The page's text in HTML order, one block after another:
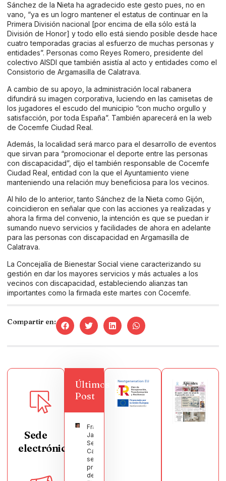
Sánchez de la Nieta ha agradecido este gesto pues, no en
vano, “ya es un logro mantener el estatus de continuar en la
Primera División nacional [por encima de ella sólo está la
División de Honor] y todo ello está siendo posible desde hace
cuatro temporadas gracias al esfuerzo de muchas personas y
entidades”. Personas como Reyes Romero, presidente del
colectivo AISDI que también asistía al acto y entidades como el
Consistorio de Argamasilla de Calatrava.
A cambio de su apoyo, la administración local rabanera
difundirá su imagen corporativa, luciendo en las camisetas de
los jugadores el escudo del municipio “con mucho orgullo y
satisfacción, por toda España”. También aparecerá en la web
de Cocemfe Ciudad Real.
Además, la localidad será marco para el desarrollo de eventos
que sirvan para “promocionar el deporte entre las personas
con discapacidad”, dijo el también responsable de Cocemfe
Ciudad Real, entidad con la que el Ayuntamiento viene
manteniendo una relación muy beneficiosa para los vecinos.
Al hilo de lo anterior, tanto Sánchez de la Nieta como Gijón,
coincidieron en señalar que con las acciones ya realizadas y
ahora la firma del convenio, la intención es que se puedan ir
sumando nuevo servicios y facilidades de ahora en adelante
para las personas con discapacidad en Argamasilla de
Calatrava.
La Concejalía de Bienestar Social viene caracterizando su
gestión en dar los mayores servicios y más actuales a los
vecinos con discapacidad, estableciendo alianzas tan
importantes como la firmada este martes con Cocemfe.
Compartir en:
Sede
electrónica
Últimos
Post
Francisco
Javier
Segura
Castellanos
será el
pregonero
de las